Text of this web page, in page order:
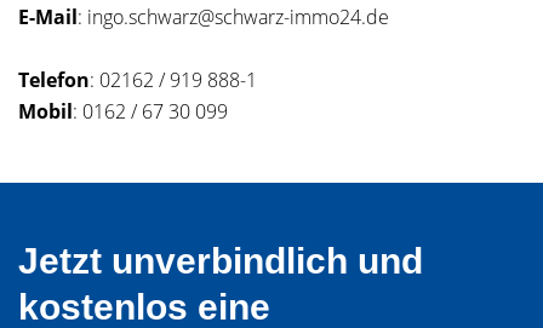
E-Mail: ingo.schwarz@schwarz-immo24.de
Telefon: 02162 / 919 888-1
Mobil: 0162 / 67 30 099
Jetzt unverbindlich und
kostenlos eine